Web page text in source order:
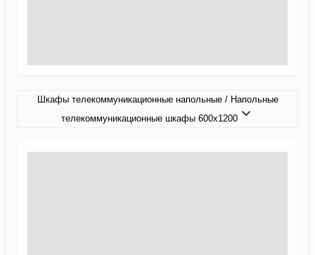
Шкафы телекоммуникационные напольные / Напольные
телекоммуникационные шкафы 600x1200